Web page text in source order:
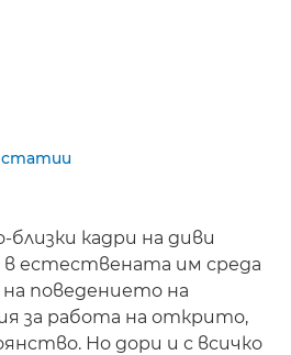
статии
кадри на диви
естествената им среда
на поведението на
за работа на открито,
Но дори и с всичко